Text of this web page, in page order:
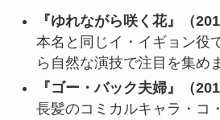
『ゆれながら咲く花』（
本名と同じイ・イギョン役
ら自然な演技で注目を集め
『ゴー・バック夫婦』（
長髪のコミカルキャラ・コ